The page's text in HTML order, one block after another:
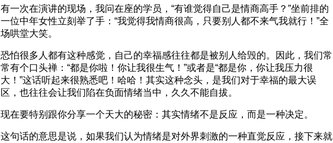
有一次在演讲的现场，我问在座的学员，“有谁­觉得自己是情商高手？”坐前排的
一位中年女性立刻举了手：“我觉得我情商很高，只要别人都不来气我就行！”全
场哄堂大笑。
恐怕很多人都有这种感觉，自己的幸福感往往都是被别人给毁的。因此，我们常
常有个口头禅：“都是你啦！你让我很生气！”或者是“都是你，你让我压力很
大！”这话听起来很熟悉吧！哈哈！其实这种念头，是我们对于幸福的最大误
区，也往往会让我们陷在负面情绪当中，久久不能自拔。
现在要特别跟你分享一个天大的秘密：其实情绪不是反应，而是一种决定。
这句话的意思是说，如果我们认为情绪是对外界刺激的一种直觉反应，接下来就